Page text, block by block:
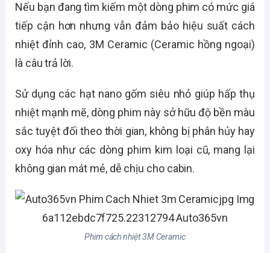
Nếu bạn đang tìm kiếm một dòng phim có mức giá
tiếp cận hơn nhưng vẫn đảm bảo hiệu suất cách
nhiệt đỉnh cao, 3M Ceramic (Ceramic hồng ngoại)
là câu trả lời.
Sử dụng các hạt nano gốm siêu nhỏ giúp hấp thụ
nhiệt mạnh mẽ, dòng phim này sở hữu độ bền màu
sắc tuyệt đối theo thời gian, không bị phân hủy hay
oxy hóa như các dòng phim kim loại cũ, mang lại
không gian mát mẻ, dễ chịu cho cabin.
Phim cách nhiệt 3M Ceramic